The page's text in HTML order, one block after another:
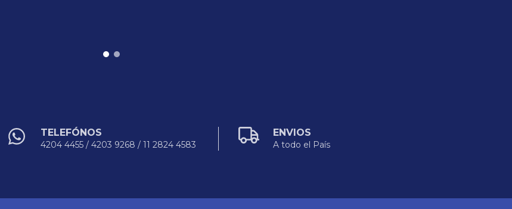
TELEFÓNOS
4204 4455 / 4203 9268 / 11 2824 4583
ENVIOS
A todo el País